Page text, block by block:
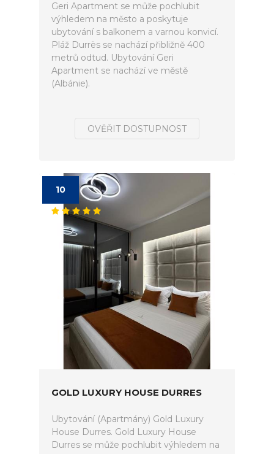
Geri Apartment se může pochlubit
výhledem na město a poskytuje
ubytování s balkonem a varnou konvicí.
Pláž Durrës se nachází přibližně 400
metrů odtud. Ubytování Geri
Apartment se nachází ve městě
(Albánie).
OVĚŘIT DOSTUPNOST
10
GOLD LUXURY HOUSE DURRES
Ubytování (Apartmány) Gold Luxury
House Durres. Gold Luxury House
Durres se může pochlubit výhledem na